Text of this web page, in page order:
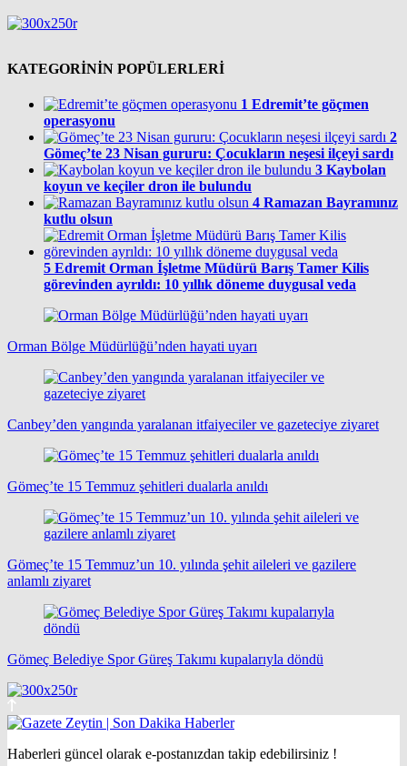
KATEGORİNİN POPÜLERLERİ
1 Edremit’te göçmen
operasyonu
2
Gömeç’te 23 Nisan gururu: Çocukların neşesi ilçeyi sardı
3 Kaybolan
koyun ve keçiler dron ile bulundu
4 Ramazan Bayramınız
kutlu olsun
5 Edremit Orman İşletme Müdürü Barış Tamer Kilis
görevinden ayrıldı: 10 yıllık döneme duygusal veda
Orman Bölge Müdürlüğü’nden hayati uyarı
Canbey’den yangında yaralanan itfaiyeciler ve gazeteciye ziyaret
Gömeç’te 15 Temmuz şehitleri dualarla anıldı
Gömeç’te 15 Temmuz’un 10. yılında şehit aileleri ve gazilere
anlamlı ziyaret
Gömeç Belediye Spor Güreş Takımı kupalarıyla döndü
Haberleri güncel olarak e-postanızdan takip edebilirsiniz !